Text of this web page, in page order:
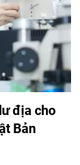
địa cho
Bản